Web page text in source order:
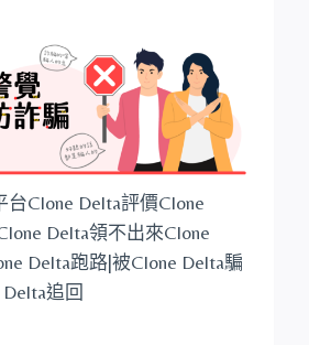
台Clone Delta評價Clone
Delta領不出來Clone
Delta跑路|被Clone Delta騙
追回